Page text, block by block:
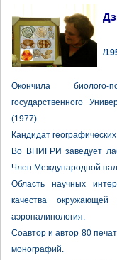
/
Окончила биолого-
государственного
(1977).
Кандидат
Во ВНИГРИ заведует
Член Международной
Область научных
качества
аэропалинология.
Соавтор и автор 80
монографий.